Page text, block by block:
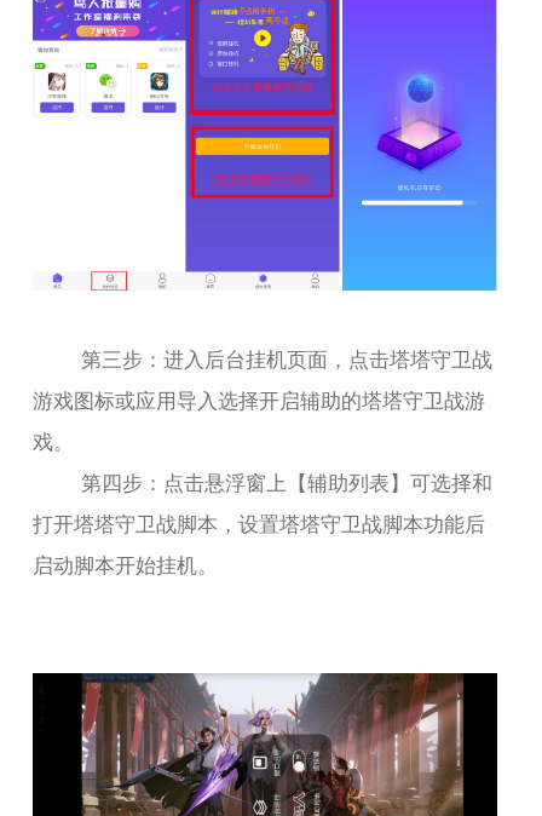
第三步：进入后台挂机页面，点击塔塔守卫战
游戏图标或应用导入选择开启辅助的塔塔守卫战游
戏。
第四步：点击悬浮窗上【辅助列表】可选择和
打开塔塔守卫战脚本，设置塔塔守卫战脚本功能后
启动脚本开始挂机。